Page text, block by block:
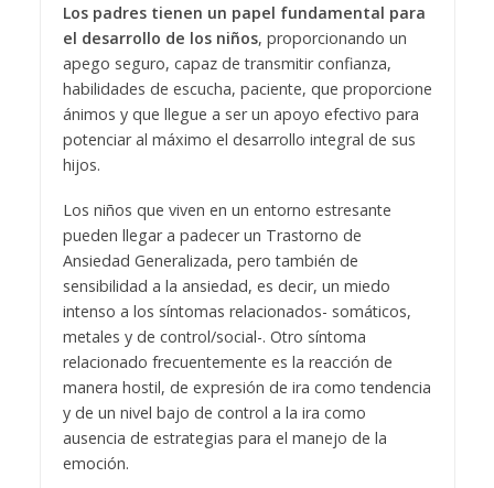
Los padres tienen un papel fundamental para
el desarrollo de los niños, proporcionando un
apego seguro, capaz de transmitir confianza,
habilidades de escucha, paciente, que proporcione
ánimos y que llegue a ser un apoyo efectivo para
potenciar al máximo el desarrollo integral de sus
hijos.
Los niños que viven en un entorno estresante
pueden llegar a padecer un Trastorno de
Ansiedad Generalizada, pero también de
sensibilidad a la ansiedad, es decir, un miedo
intenso a los síntomas relacionados- somáticos,
metales y de control/social-. Otro síntoma
relacionado frecuentemente es la reacción de
manera hostil, de expresión de ira como tendencia
y de un nivel bajo de control a la ira como
ausencia de estrategias para el manejo de la
emoción.